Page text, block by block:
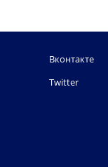
Вконтакте
Twitter